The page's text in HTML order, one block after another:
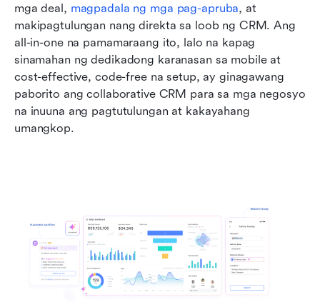
mga deal, magpadala ng mga pag-apruba, at
makipagtulungan nang direkta sa loob ng CRM. Ang
all-in-one na pamamaraang ito, lalo na kapag
sinamahan ng dedikadong karanasan sa mobile at
cost-effective, code-free na setup, ay ginagawang
paborito ang collaborative CRM para sa mga negosyo
na inuuna ang pagtutulungan at kakayahang
umangkop.